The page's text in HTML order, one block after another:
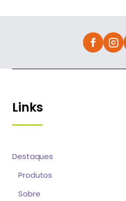
Links
Destaques
Produtos
Sobre